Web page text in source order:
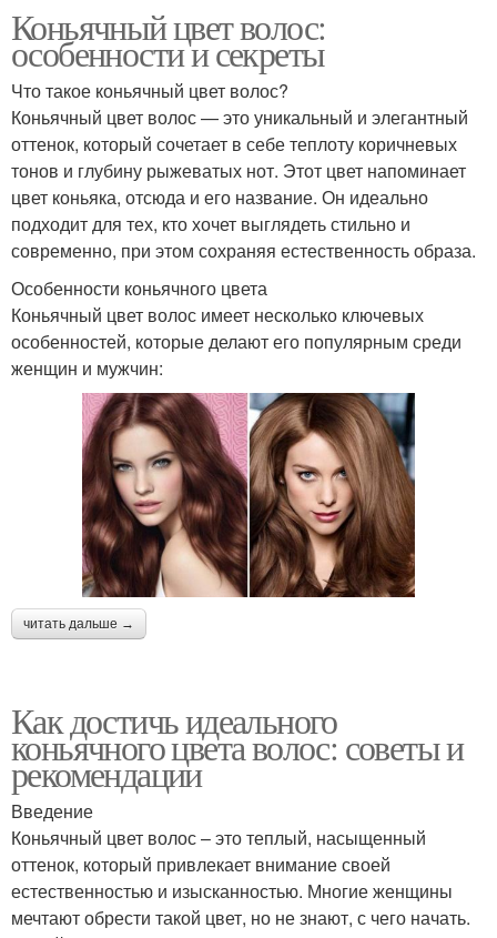
Коньячный цвет волос:
особенности и секреты
Что такое коньячный цвет волос?
Коньячный цвет волос — это уникальный и элегантный
оттенок, который сочетает в себе теплоту коричневых
тонов и глубину рыжеватых нот. Этот цвет напоминает
цвет коньяка, отсюда и его название. Он идеально
подходит для тех, кто хочет выглядеть стильно и
современно, при этом сохраняя естественность образа.
Особенности коньячного цвета
Коньячный цвет волос имеет несколько ключевых
особенностей, которые делают его популярным среди
женщин и мужчин:
читать дальше →
Как достичь идеального
коньячного цвета волос: советы и
рекомендации
Введение
Коньячный цвет волос – это теплый, насыщенный
оттенок, который привлекает внимание своей
естественностью и изысканностью. Многие женщины
мечтают обрести такой цвет, но не знают, с чего начать.